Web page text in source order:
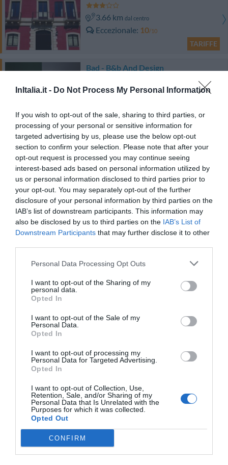
InItalia.it - Do Not Process My Personal Information
If you wish to opt-out of the sale, sharing to third parties, or
processing of your personal or sensitive information for
targeted advertising by us, please use the below opt-out
section to confirm your selection. Please note that after your
opt-out request is processed you may continue seeing
interest-based ads based on personal information utilized by
us or personal information disclosed to third parties prior to
your opt-out. You may separately opt-out of the further
disclosure of your personal information by third parties on the
IAB’s list of downstream participants. This information may
also be disclosed by us to third parties on the IAB’s List of
Downstream Participants that may further disclose it to other
Personal Data Processing Opt Outs
I want to opt-out of the Sharing of my
personal data.
Opted In
I want to opt-out of the Sale of my
Personal Data.
Opted In
I want to opt-out of processing my
Personal Data for Targeted Advertising.
Opted In
I want to opt-out of Collection, Use,
Retention, Sale, and/or Sharing of my
Personal Data that Is Unrelated with the
Purposes for which it was collected.
Opted Out
CONFIRM
3.66 km dal centro
Eccezionale 10/10
TARIFFE
Bad - B&b And Design
2.22 kmdal centro
TARIFFE
Rigel Hotel
2.78 km dal centro
Eccellente 9.1/10
TARIFFE
Il Principe Hotel
1.80 km
Favoloso 8.7
TARIFFE
B & B Globetrotter Catania
Plaza Hotel Catania
4.15 km dal centro
Eccellente 9.1/10
4.08 km